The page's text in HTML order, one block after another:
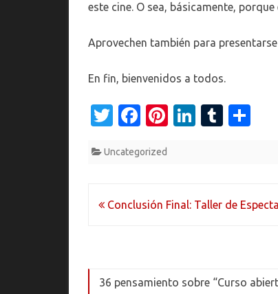
este cine. O sea, básicamente,
Aprovechen también para
En fin, bienvenidos a todos.
T
it
r
Fa
e
o
Pi
t
Li
dI
T
r
ar
Uncategorized
Navegación
Conclusión Final: Taller de
36 pensamiento sobre “Curso